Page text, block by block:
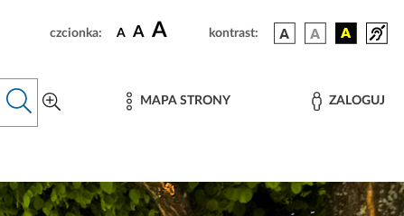
czcionka: A A A kontrast:
MAPA STRONY ZALOGUJ